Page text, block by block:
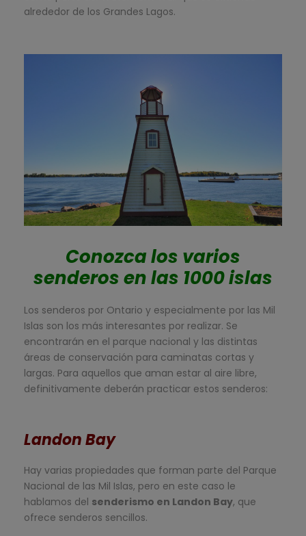
alrededor de los Grandes Lagos.
Conozca los varios
senderos en las 1000 islas
Los senderos por Ontario y especialmente por las Mil
Islas son los más interesantes por realizar. Se
encontrarán en el parque nacional y las distintas
áreas de conservación para caminatas cortas y
largas. Para aquellos que aman estar al aire libre,
definitivamente deberán practicar estos senderos:
Landon Bay
Hay varias propiedades que forman parte del Parque
Nacional de las Mil Islas, pero en este caso le
hablamos del senderismo en Landon Bay, que
ofrece senderos sencillos.